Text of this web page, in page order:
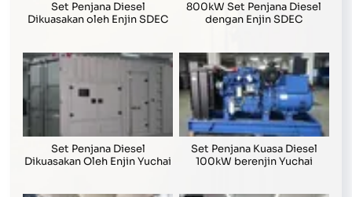
Set Penjana Diesel
Dikuasakan oleh Enjin SDEC
800kW Set Penjana Diesel
dengan Enjin SDEC
Set Penjana Diesel
Dikuasakan Oleh Enjin Yuchai
Set Penjana Kuasa Diesel
100kW berenjin Yuchai